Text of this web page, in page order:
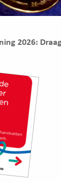
2026: